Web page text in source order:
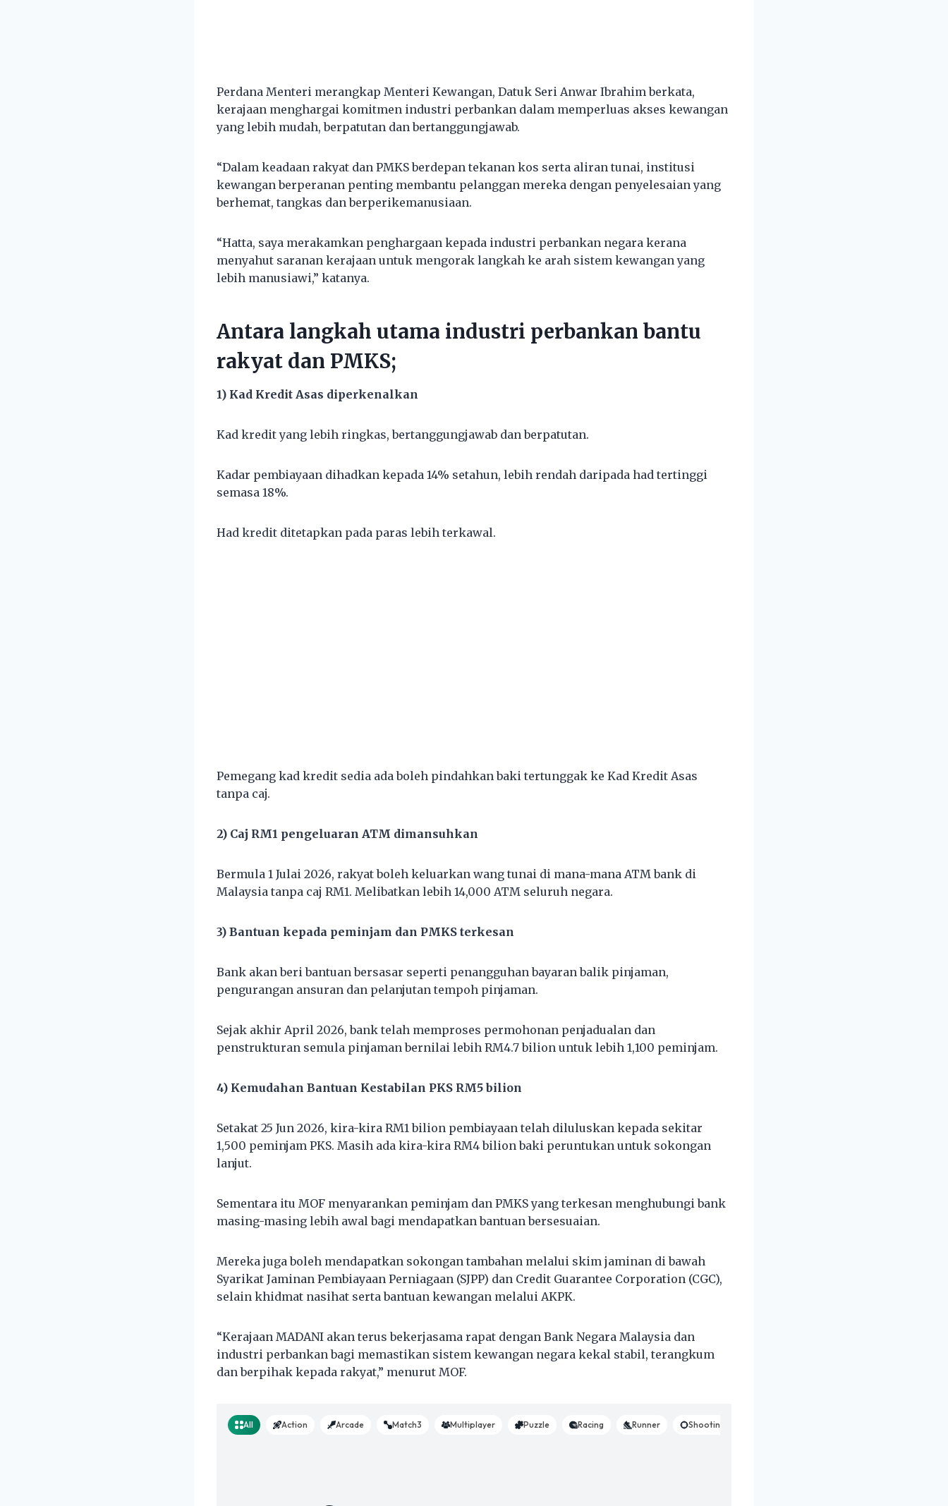
Perdana Menteri merangkap Menteri Kewangan, Datuk Seri Anwar Ibrahim berkata,
kerajaan menghargai komitmen industri perbankan dalam memperluas akses kewangan
yang lebih mudah, berpatutan dan bertanggungjawab.
“Dalam keadaan rakyat dan PMKS berdepan tekanan kos serta aliran tunai, institusi
kewangan berperanan penting membantu pelanggan mereka dengan penyelesaian yang
berhemat, tangkas dan berperikemanusiaan.
“Hatta, saya merakamkan penghargaan kepada industri perbankan negara kerana
menyahut saranan kerajaan untuk mengorak langkah ke arah sistem kewangan yang
lebih manusiawi,” katanya.
Antara langkah utama industri perbankan bantu
rakyat dan PMKS;
1) Kad Kredit Asas diperkenalkan
Kad kredit yang lebih ringkas, bertanggungjawab dan berpatutan.
Kadar pembiayaan dihadkan kepada 14% setahun, lebih rendah daripada had tertinggi
semasa 18%.
Had kredit ditetapkan pada paras lebih terkawal.
Pemegang kad kredit sedia ada boleh pindahkan baki tertunggak ke Kad Kredit Asas
tanpa caj.
2) Caj RM1 pengeluaran ATM dimansuhkan
Bermula 1 Julai 2026, rakyat boleh keluarkan wang tunai di mana-mana ATM bank di
Malaysia tanpa caj RM1. Melibatkan lebih 14,000 ATM seluruh negara.
3) Bantuan kepada peminjam dan PMKS terkesan
Bank akan beri bantuan bersasar seperti penangguhan bayaran balik pinjaman,
pengurangan ansuran dan pelanjutan tempoh pinjaman.
Sejak akhir April 2026, bank telah memproses permohonan penjadualan dan
penstrukturan semula pinjaman bernilai lebih RM4.7 bilion untuk lebih 1,100 peminjam.
4) Kemudahan Bantuan Kestabilan PKS RM5 bilion
Setakat 25 Jun 2026, kira-kira RM1 bilion pembiayaan telah diluluskan kepada sekitar
1,500 peminjam PKS. Masih ada kira-kira RM4 bilion baki peruntukan untuk sokongan
lanjut.
Sementara itu MOF menyarankan peminjam dan PMKS yang terkesan menghubungi bank
masing-masing lebih awal bagi mendapatkan bantuan bersesuaian.
Mereka juga boleh mendapatkan sokongan tambahan melalui skim jaminan di bawah
Syarikat Jaminan Pembiayaan Perniagaan (SJPP) dan Credit Guarantee Corporation (CGC),
selain khidmat nasihat serta bantuan kewangan melalui AKPK.
“Kerajaan MADANI akan terus bekerjasama rapat dengan Bank Negara Malaysia dan
industri perbankan bagi memastikan sistem kewangan negara kekal stabil, terangkum
dan berpihak kepada rakyat,” menurut MOF.